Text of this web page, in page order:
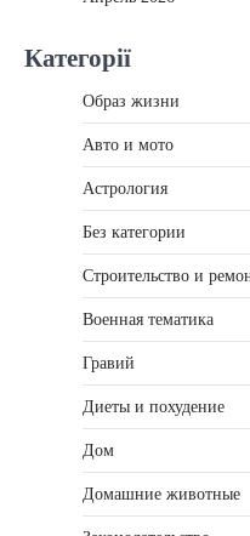
Категорії
Образ жизни
Авто и мото
Астрология
Без категории
Строительство и
Военная тематика
Гравий
Диеты и похудение
Дом
Домашние животные